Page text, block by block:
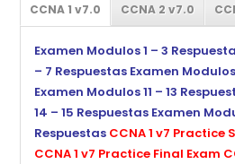
CCNA 1 v7.0 CCNA 2 v7.0
Examen Modulos 1 – 3
– 7 Respuestas Examen
Examen Modulos 11 – 13
14 – 15 Respuestas Examen
Respuestas CCNA 1 v7 Practice
CCNA 1 v7 Practice Final Exam